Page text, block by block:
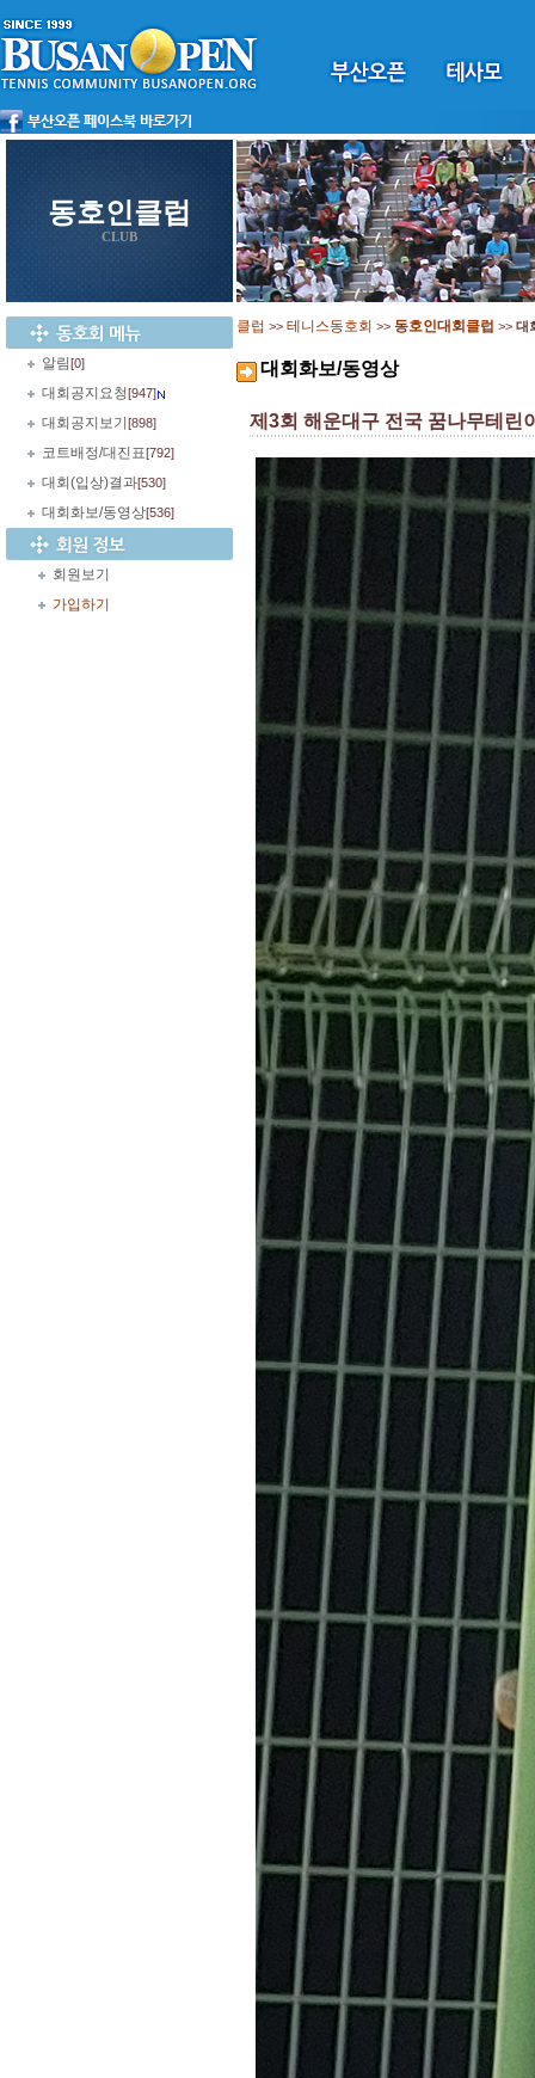
동호인클럽
CLUB
알림[0]
대회공지요청[947]
대회공지보기 [898]
코트배정/대진표[792]
대회(입상)결과[530]
대회화보/동영상[536]
회원보기
가입하기
클럽 >> 테니스동호회 >> 동호인대회클럽 >> 대
대회화보/동영상
제3회 해운대구 전국 꿈나무테린